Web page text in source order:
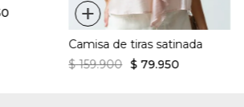
+
Camisa de tiras satinada
$ 159.900 $ 79.950